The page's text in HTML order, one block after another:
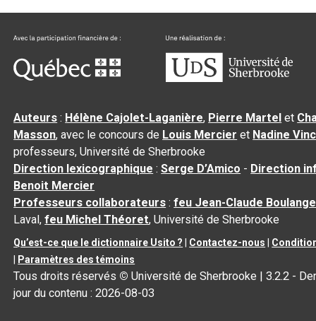
Auteurs : Hélène Cajolet-Laganière, Pierre Martel et
Masson, avec le concours de Louis Mercier et Nadine
professeurs, Université de Sherbrooke
Direction lexicographique :Serge D’Amico - Direction
Benoit Mercier
Professeurs collaborateurs :feu Jean-Claude
Laval,feu Michel Théoret, Université de Sherbrooke
Qu’est-ce que le dictionnaire Usito ? Contactez-nous
Paramètres des témoins
Tous droits réservés © Université de Sherbrooke |3.2.2 -
jour du contenu :2026-08-03